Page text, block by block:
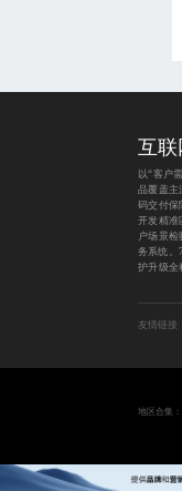
互联
以“客户
品覆盖主
码交付保
开发精准
户场景
务系统。
护升级全
友情链接：
地区合集：